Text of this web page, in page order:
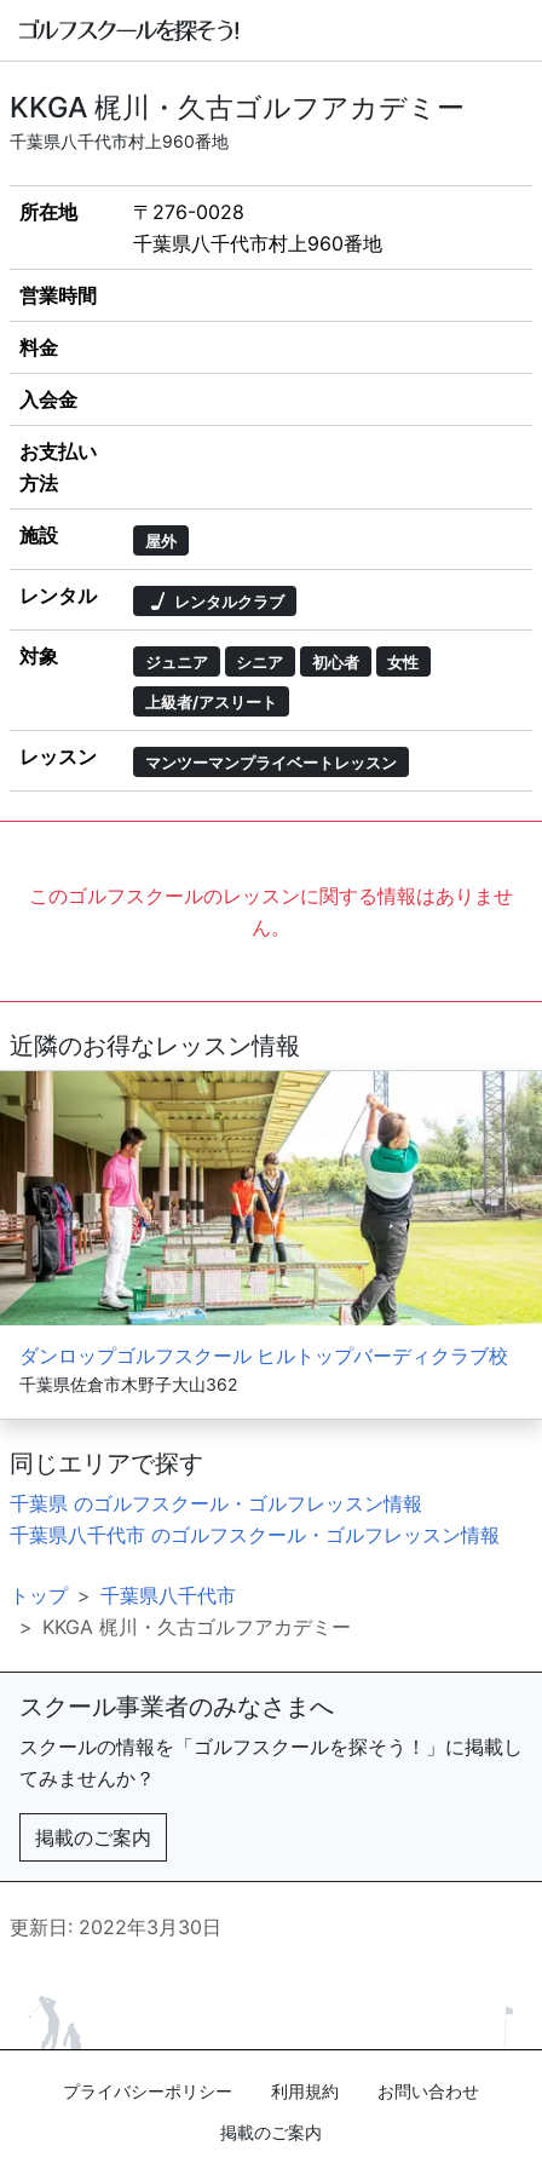
KKGA 梶川・久古ゴルフアカデミー
千葉県八千代市村上960番地
所在地
〒276-0028
千葉県八千代市村上960番地
営業時間
料金
入会金
お支払い
方法
施設 屋外
レンタル レンタルクラブ
対象 ジュニア シニア 初心者 女性
上級者/アスリート
レッスン マンツーマンプライベートレッスン
このゴルフスクールのレッスンに関する情報はありませ
ん。
近隣のお得なレッスン情報
ダンロップゴルフスクール ヒルトップバーディクラブ校
千葉県佐倉市木野子大山362
同じエリアで探す
千葉県 のゴルフスクール・ゴルフレッスン情報
千葉県八千代市 のゴルフスクール・ゴルフレッスン情報
トップ
千葉県八千代市
KKGA 梶川・久古ゴルフアカデミー
スクール事業者のみなさまへ
スクールの情報を「ゴルフスクールを探そう！」に掲載し
てみませんか？
掲載のご案内
更新日: 2022年3月30日
プライバシーポリシー 利用規約
お問い合わせ
掲載のご案内